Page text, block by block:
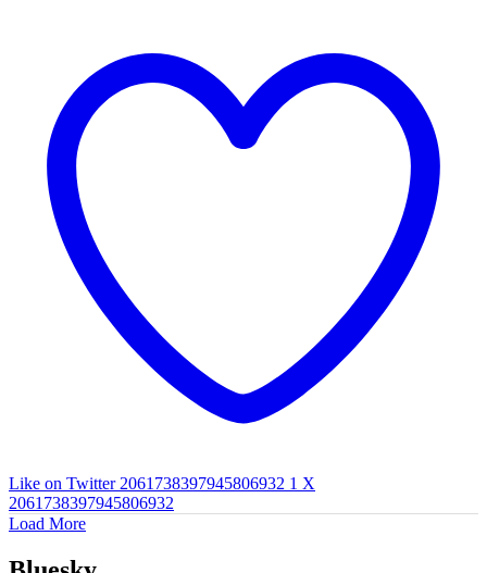
Like on Twitter 2061738397945806932 1 X
2061738397945806932
Load More